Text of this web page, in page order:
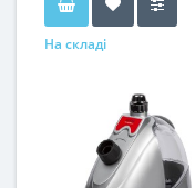
На складі